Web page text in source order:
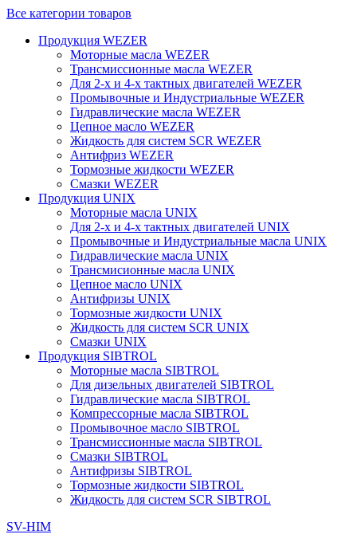
Все категории товаров
Продукция WEZER
Моторные масла WEZER
Трансмиссионные масла WEZER
Для 2-х и 4-х тактных двигателей WEZER
Промывочные и Индустриальные WEZER
Гидравлические масла WEZER
Цепное масло WEZER
Жидкость для систем SCR WEZER
Антифриз WEZER
Тормозные жидкости WEZER
Смазки WEZER
Продукция UNIX
Моторные масла UNIX
Для 2-х и 4-х тактных двигателей UNIX
Промывочные и Индустриальные масла UNIX
Гидравлические масла UNIX
Трансмисионные масла UNIX
Цепное масло UNIX
Антифризы UNIX
Тормозные жидкости UNIX
Жидкость для систем SCR UNIX
Смазки UNIX
Продукция SIBTROL
Моторные масла SIBTROL
Для дизельных двигателей SIBTROL
Гидравлические масла SIBTROL
Компрессорные масла SIBTROL
Промывочное масло SIBTROL
Трансмиссионные масла SIBTROL
Смазки SIBTROL
Антифризы SIBTROL
Тормозные жидкости SIBTROL
Жидкость для систем SCR SIBTROL
SV-HIM